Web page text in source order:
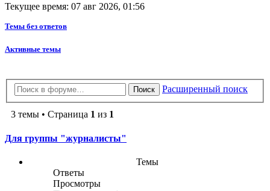
Текущее время: 07 авг 2026, 01:56
Темы без ответов
Активные темы
Поиск Расширенный поиск
3 темы • Страница 1 из 1
Для группы "журналисты"
Темы
Ответы
Просмотры